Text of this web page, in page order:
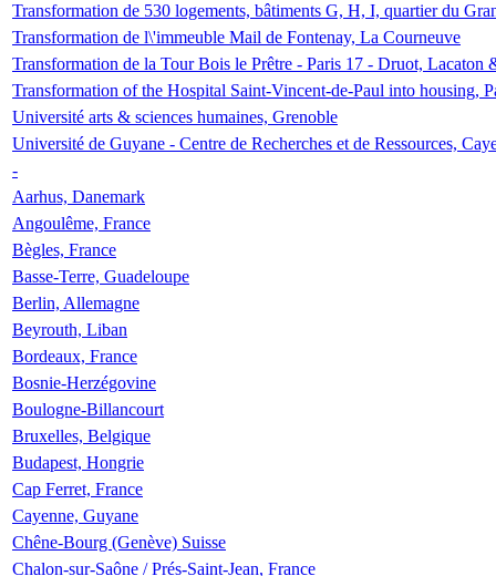
Transformation de 530 logements, bâtiments G, H, I, quartier du
Transformation de l\'immeuble Mail de Fontenay, La Courneuve
Transformation de la Tour Bois le Prêtre - Paris 17 - Druot, Lacaton
Transformation of the Hospital Saint-Vincent-de-Paul into housing,
Université arts & sciences humaines, Grenoble
Université de Guyane - Centre de Recherches et de Ressources,
-
Aarhus, Danemark
Angoulême, France
Bègles, France
Basse-Terre, Guadeloupe
Berlin, Allemagne
Beyrouth, Liban
Bordeaux, France
Bosnie-Herzégovine
Boulogne-Billancourt
Bruxelles, Belgique
Budapest, Hongrie
Cap Ferret, France
Cayenne, Guyane
Chêne-Bourg (Genève) Suisse
Chalon-sur-Saône / Prés-Saint-Jean, France